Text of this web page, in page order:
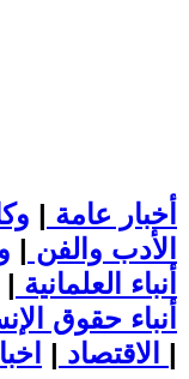
أخبار عامة |
الأدب والفن |
أنباء العلمانية |
أنباء حقوق
الاقتصاد | |